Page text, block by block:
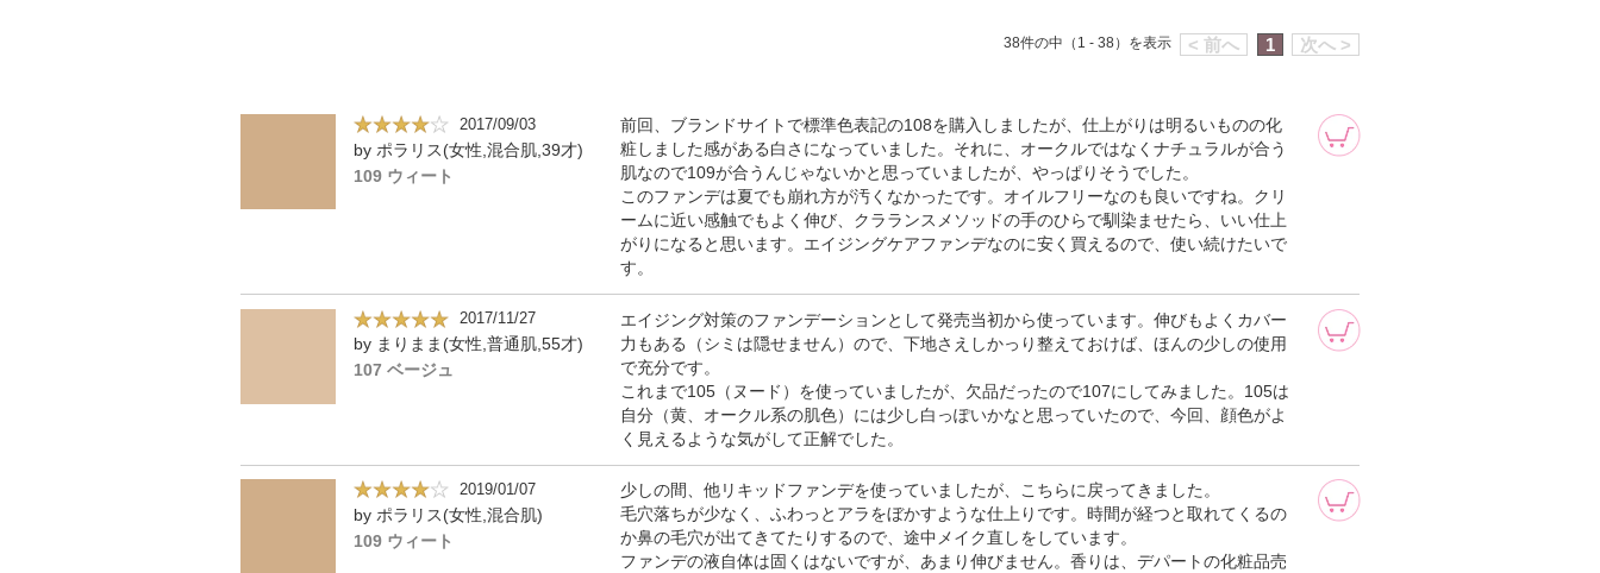
< 前へ 1 次へ >
38件の中（1 - 38）を表示
2017/09/03
by ポラリス(女性,混合肌,39才)
109 ウィート
前回、ブランドサイトで標準色表記の108を購入しましたが、仕上がりは明るいものの化
粧しました感がある白さになっていました。それに、オークルではなくナチュラルが合う
肌なので109が合うんじゃないかと思っていましたが、やっぱりそうでした。
このファンデは夏でも崩れ方が汚くなかったです。オイルフリーなのも良いですね。クリ
ームに近い感触でもよく伸び、クラランスメソッドの手のひらで馴染ませたら、いい仕上
がりになると思います。エイジングケアファンデなのに安く買えるので、使い続けたいで
す。
2017/11/27
by まりまま(女性,普通肌,55才)
107 ベージュ
エイジング対策のファンデーションとして発売当初から使っています。伸びもよくカバー
力もある（シミは隠せません）ので、下地さえしかっり整えておけば、ほんの少しの使用
で充分です。
これまで105（ヌード）を使っていましたが、欠品だったので107にしてみました。105は
自分（黄、オークル系の肌色）には少し白っぽいかなと思っていたので、今回、顔色がよ
く見えるような気がして正解でした。
2019/01/07
by ポラリス(女性,混合肌)
109 ウィート
少しの間、他リキッドファンデを使っていましたが、こちらに戻ってきました。
毛穴落ちが少なく、ふわっとアラをぼかすような仕上りです。時間が経つと取れてくるの
か鼻の毛穴が出てきてたりするので、途中メイク直しをしています。
ファンデの液自体は固くはないですが、あまり伸びません。香りは、デパートの化粧品売